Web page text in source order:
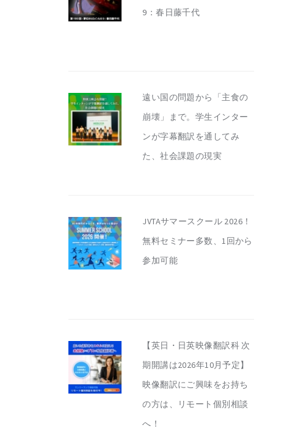
9：春日藤千代
遠い国の問題から「主食の
崩壊」まで。学生インター
ンが字幕翻訳を通してみ
た、社会課題の現実
JVTAサマースクール 2026！
無料セミナー多数、1回から
参加可能
【英日・日英映像翻訳科 次
期開講は2026年10月予定】
映像翻訳にご興味をお持ち
の方は、リモート個別相談
へ！